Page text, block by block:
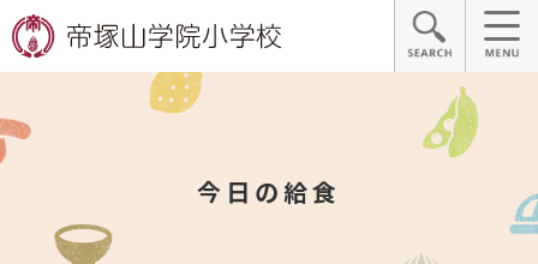
今日の給食